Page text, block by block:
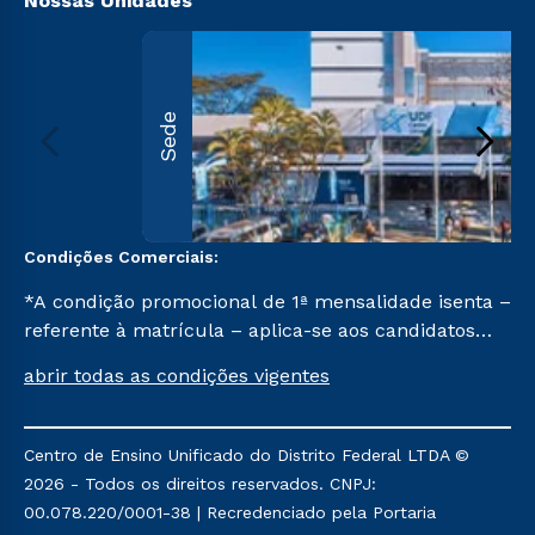
Sede
Condições Comerciais:
*A condição promocional de 1ª mensalidade isenta –
referente à matrícula – aplica-se aos candidatos
na prova on-line ou agendada, que ofertam bolsas
semestre vigente, que ainda não tenham efetivado
e/ou não tenham cancelado ou trancado sua
matrícula em uma das Instituições da Cruzeiro do
abrir todas as condições vigentes
Centro de Ensino Unificado do Distrito Federal LTDA ©
2026 - Todos os direitos reservados. CNPJ:
00.078.220/0001-38 | Recredenciado pela Portaria